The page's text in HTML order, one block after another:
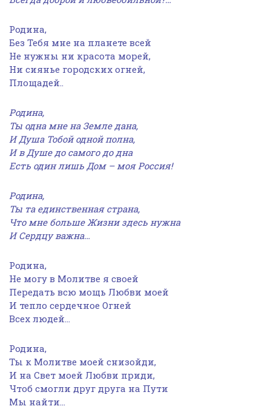
Родина,
Без Тебя мне на планете всей
Не нужны ни красота морей,
Ни сиянье городских огней,
Площадей..
Родина,
Ты одна мне на Земле дана,
И Душа Тобой одной полна,
И в Душе до самого до дна
Есть один лишь Дом – моя Россия!
Родина,
Ты та единственная страна,
Что мне больше Жизни здесь нужна
И Сердцу важна…
Родина,
Не могу в Молитве я своей
Передать всю мощь Любви моей
И тепло сердечное Огней
Всех людей…
Родина,
Ты к Молитве моей снизойди,
И на Свет моей Любви приди,
Чтоб смогли друг друга на Пути
Мы найти…